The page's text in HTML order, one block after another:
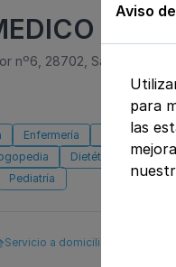
nº6, 28702, San
Enfermería Ginecología
Dietética y nutrición
Pediatría
Servicio a domicilio
Aviso
para
las